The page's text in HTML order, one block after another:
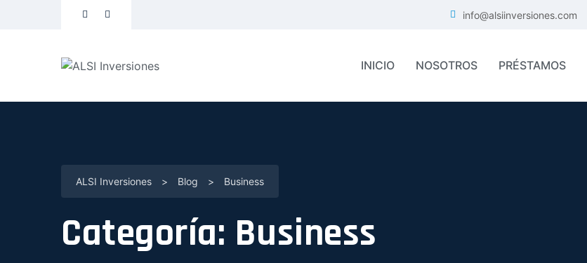
info@alsiinversiones.com
INICIO NOSOTROS PRÉSTAMOS
ALSI Inversiones > Blog > Business
Categoría: Business